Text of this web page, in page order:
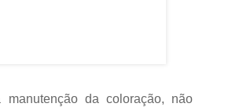
manutenção da coloração, não